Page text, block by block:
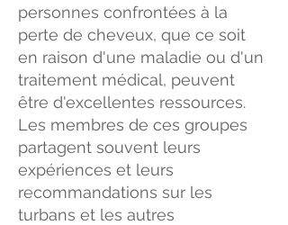
personnes confrontées à la
perte de cheveux, que ce soit
en raison d'une maladie ou d'un
traitement médical, peuvent
être d'excellentes ressources.
Les membres de ces groupes
partagent souvent leurs
expériences et leurs
recommandations sur les
turbans et les autres